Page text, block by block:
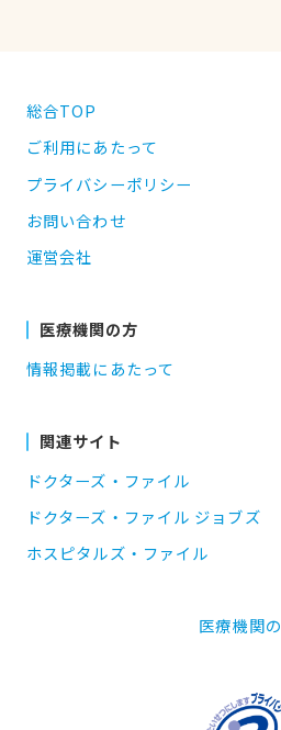
総合TOP
ご利用にあたって
プライバシーポリシー
お問い合わせ
運営会社
医療機関の方
情報掲載にあたって
関連サイト
ドクターズ・ファイル
ドクターズ・ファイル ジョブズ
ホスピタルズ・ファイル
医療機関